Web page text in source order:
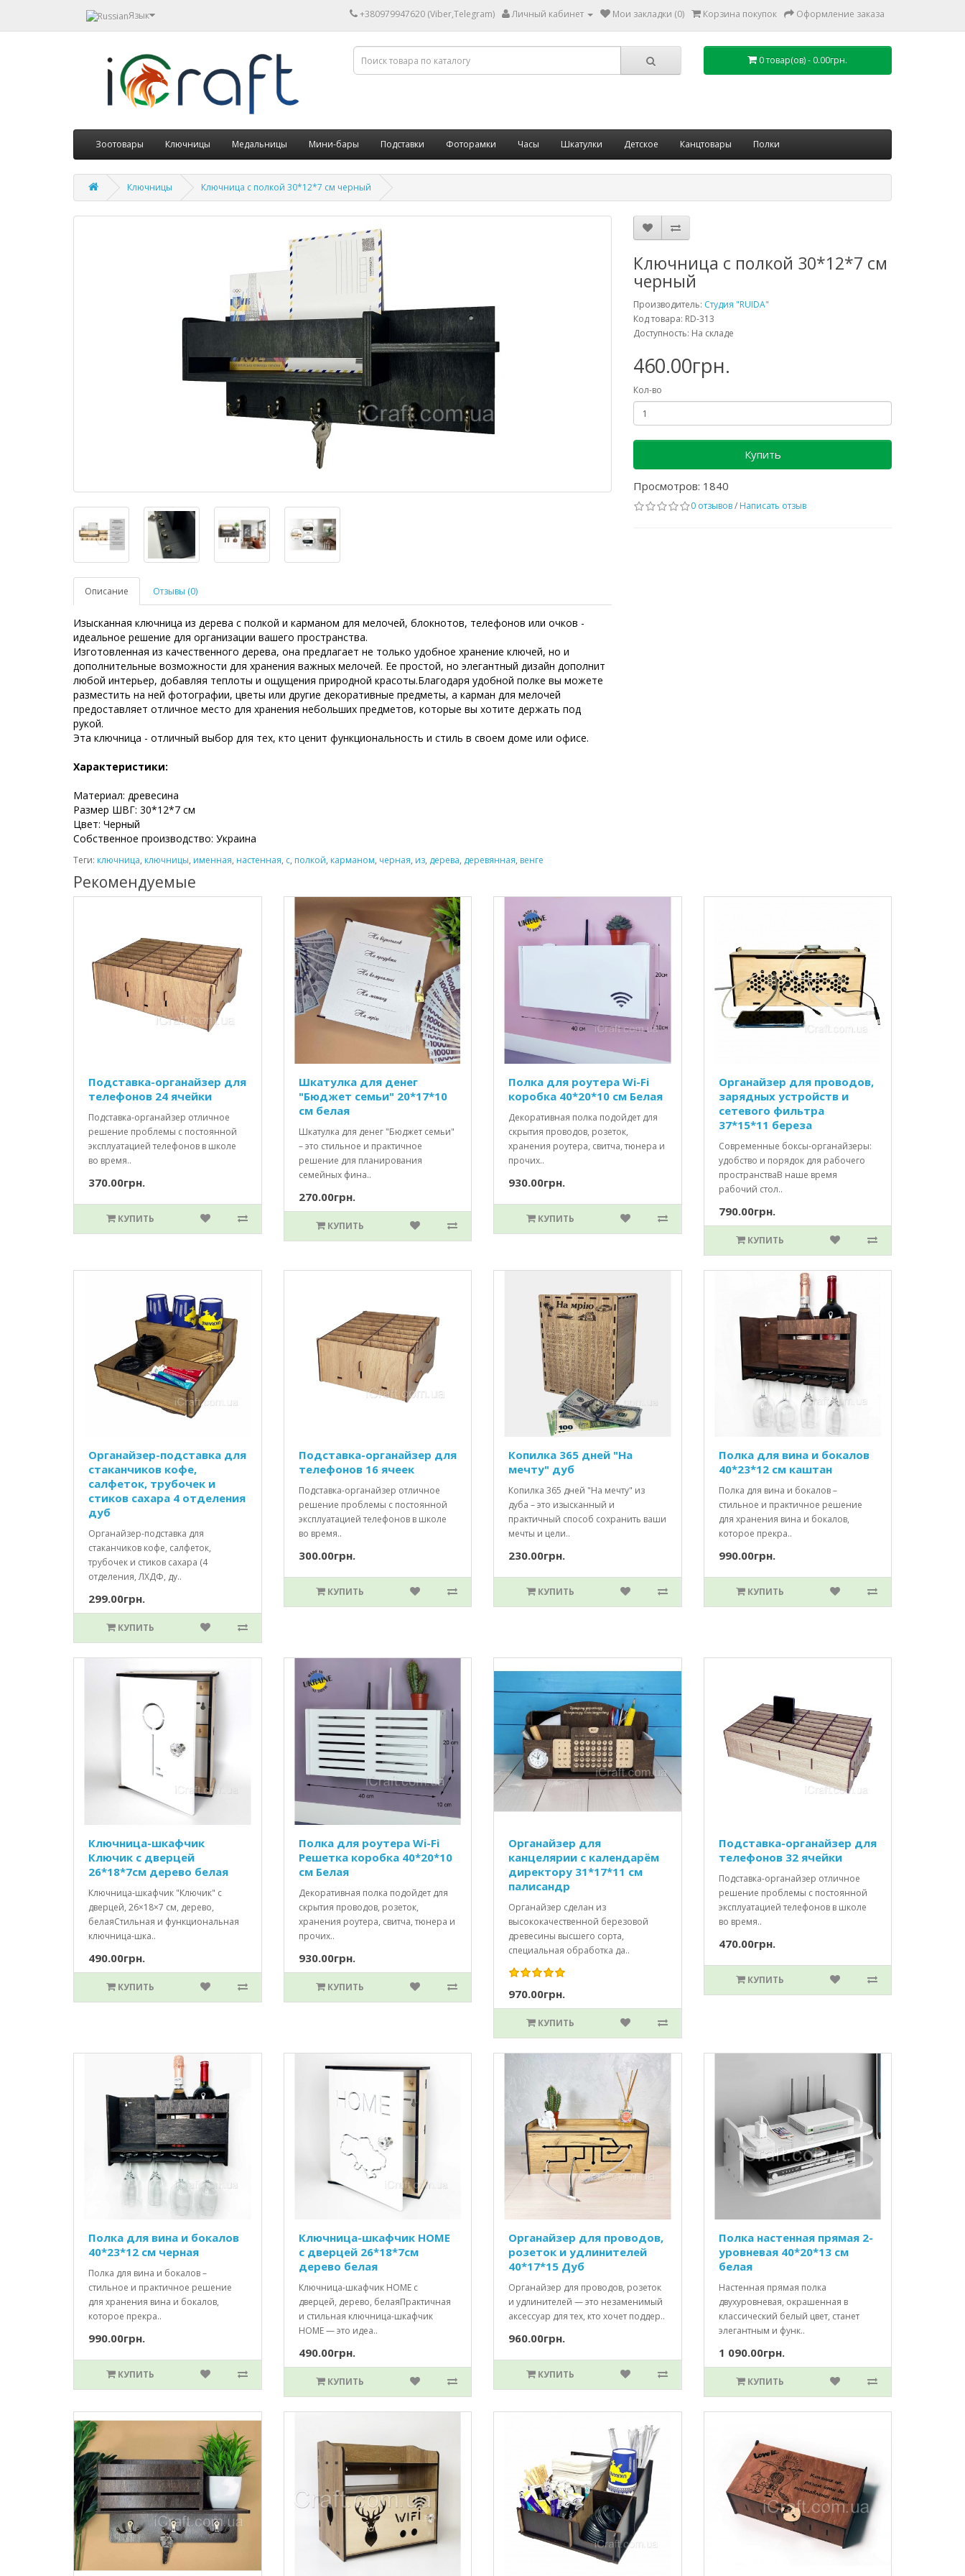
Язык +380979947620 (Viber,Telegram) Личный кабинет Мои закладки (0) Корзина покупок Оформление заказа
0 товар(ов) - 0.00грн.
Зоотовары Ключницы Медальницы Мини-бары Подставки Фоторамки Часы Шкатулки Детское Канцтовары Полки
Ключницы Ключница с полкой 30*12*7 см черный
Описание Отзывы (0)
Изысканная ключница из дерева с полкой и карманом для мелочей, блокнотов, телефонов или очков -
идеальное решение для организации вашего пространства.
Изготовленная из качественного дерева, она предлагает не только удобное хранение ключей, но и
дополнительные возможности для хранения важных мелочей. Ее простой, но элегантный дизайн дополнит
любой интерьер, добавляя теплоты и ощущения природной красоты.Благодаря удобной полке вы можете
разместить на ней фотографии, цветы или другие декоративные предметы, а карман для мелочей
предоставляет отличное место для хранения небольших предметов, которые вы хотите держать под
рукой.
Эта ключница - отличный выбор для тех, кто ценит функциональность и стиль в своем доме или офисе.
Характеристики:
Материал: древесина
Размер ШВГ: 30*12*7 см
Цвет: Черный
Собственное производство: Украина
Ключница с полкой 30*12*7 см
черный
Производитель: Студия "RUIDA"
Код товара: RD-313
Доступность: На складе
460.00грн.
Кол-во
Купить
Просмотров: 1840
0 отзывов/ Написать отзыв
Теги: ключница, ключницы, именная, настенная, с, полкой, карманом, черная, из, дерева, деревянная, венге
Рекомендуемые
Подставка-органайзер для
телефонов 24 ячейки
Подставка-органайзер отличное
решение проблемы с постоянной
эксплуатацией телефонов в школе
во время..
370.00грн.
КУПИТЬ
Шкатулка для денег
"Бюджет семьи" 20*17*10
см белая
Шкатулка для денег "Бюджет семьи"
– это стильное и практичное
решение для планирования
семейных фина..
270.00грн.
КУПИТЬ
Полка для роутера Wi-Fi
коробка 40*20*10 см Белая
Декоративная полка подойдет для
скрытия проводов, розеток,
хранения роутера, свитча, тюнера и
прочих..
930.00грн.
КУПИТЬ
Органайзер для проводов,
зарядных устройств и
сетевого фильтра
37*15*11 береза
Современные боксы-органайзеры:
удобство и порядок для рабочего
пространстваВ наше время
рабочий стол..
790.00грн.
КУПИТЬ
Органайзер-подставка для
стаканчиков кофе,
салфеток, трубочек и
стиков сахара 4 отделения
дуб
Органайзер-подставка для
стаканчиков кофе, салфеток,
трубочек и стиков сахара (4
отделения, ЛХДФ, ду..
299.00грн.
КУПИТЬ
Подставка-органайзер для
телефонов 16 ячеек
Подставка-органайзер отличное
решение проблемы с постоянной
эксплуатацией телефонов в школе
во время..
300.00грн.
КУПИТЬ
Копилка 365 дней "На
мечту" дуб
Копилка 365 дней "На мечту" из
дуба – это изысканный и
практичный способ сохранить ваши
мечты и цели..
230.00грн.
КУПИТЬ
Полка для вина и бокалов
40*23*12 см каштан
Полка для вина и бокалов –
стильное и практичное решение
для хранения вина и бокалов,
которое прекра..
990.00грн.
КУПИТЬ
Ключница-шкафчик
Ключик c дверцей
26*18*7см дерево белая
Ключница-шкафчик "Ключик" с
дверцей, 26×18×7 см, дерево,
белаяСтильная и функциональная
ключница-шка..
490.00грн.
КУПИТЬ
Полка для роутера Wi-Fi
Решетка коробка 40*20*10
см Белая
Декоративная полка подойдет для
скрытия проводов, розеток,
хранения роутера, свитча, тюнера и
прочих..
930.00грн.
КУПИТЬ
Органайзер для
канцелярии с календарём
директору 31*17*11 см
палисандр
Органайзер сделан из
высококачественной березовой
древесины высшего сорта,
специальная обработка да..
970.00грн.
КУПИТЬ
Подставка-органайзер для
телефонов 32 ячейки
Подставка-органайзер отличное
решение проблемы с постоянной
эксплуатацией телефонов в школе
во время..
470.00грн.
КУПИТЬ
Полка для вина и бокалов
40*23*12 см черная
Полка для вина и бокалов –
стильное и практичное решение
для хранения вина и бокалов,
которое прекра..
990.00грн.
КУПИТЬ
Ключница-шкафчик HOME
c дверцей 26*18*7см
дерево белая
Ключница-шкафчик HOME с
дверцей, дерево, белаяПрактичная
и стильная ключница-шкафчик
HOME — это идеа..
490.00грн.
КУПИТЬ
Органайзер для проводов,
розеток и удлинителей
40*17*15 Дуб
Органайзер для проводов, розеток
и удлинителей — это незаменимый
аксессуар для тех, кто хочет поддер..
960.00грн.
КУПИТЬ
Полка настенная прямая 2-
уровневая 40*20*13 см
белая
Настенная прямая полка
двухуровневая, окрашенная в
классический белый цвет, станет
элегантным и функ..
1 090.00грн.
КУПИТЬ